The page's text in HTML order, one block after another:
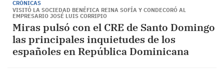
CRÓNICAS
VISITÓ LA SOCIEDAD BENÉFICA REINA SOFÍA Y CONDECORÓ AL
EMPRESARIO JOSÉ LUIS CORRIPIO
Miras pulsó con el CRE de Santo Domingo
las principales inquietudes de los
españoles en República Dominicana